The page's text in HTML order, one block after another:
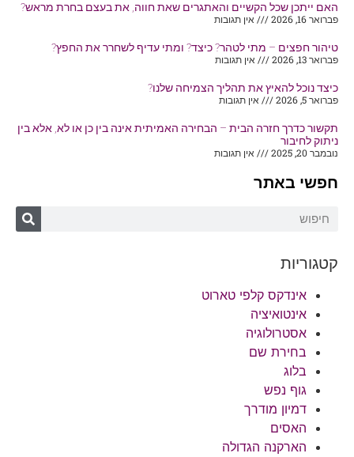
האם ייתכן שכל הקשיים והאתגרים שאת חווה, את בעצם בחרת מראש?
פברואר 16, 2026
אין תגובות
טיהור חפצים – מתי לטהר? כיצד? ומתי עדיף לשחרר את החפץ?
פברואר 13, 2026
אין תגובות
כיצד נוכל להאיץ את תהליך הצמיחה שלנו?
פברואר 5, 2026
אין תגובות
תקשור כדרך חזרה הבית – הבחירה האמיתית אינה בין כן או לא, אלא בין
ניתוק לחיבור
נובמבר 20, 2025
אין תגובות
חפשי באתר
קטגוריות
אינדקס קלפי טארוט
אינטואיציה
אסטרולוגיה
בחירת שם
בלוג
גוף נפש
דמיון מודרך
האסים
הארקנה הגדולה